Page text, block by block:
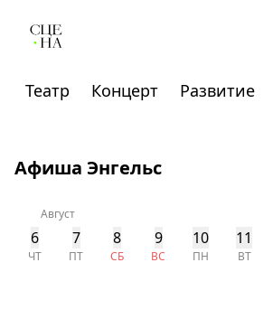
Театр Концерт Развитие
Афиша Энгельс
Август
6
ЧТ
7
ПТ
8
СБ
9
ВС
10
ПН
11
ВТ